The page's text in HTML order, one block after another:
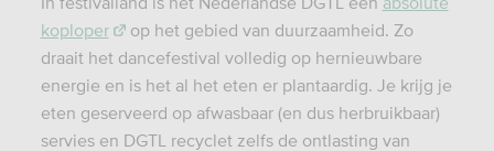
koploper
op het gebied van duurzaamheid. Zo
draait het dancefestival volledig op hernieuwbare
energie en is het al het eten er plantaardig. Je krijg je
eten geserveerd op afwasbaar (en dus herbruikbaar)
servies en DGTL recyclet zelfs de ontlasting van